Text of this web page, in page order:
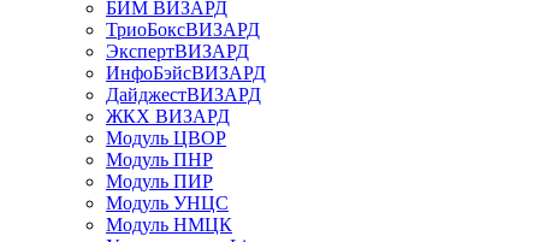
БИМ ВИЗАРД
ТриоБоксВИЗАРД
ЭкспертВИЗАРД
ИнфоБэйсВИЗАРД
ДайджестВИЗАРД
ЖКХ ВИЗАРД
Модуль ЦВОР
Модуль ПНР
Модуль ПИР
Модуль УНЦС
Модуль НМЦК